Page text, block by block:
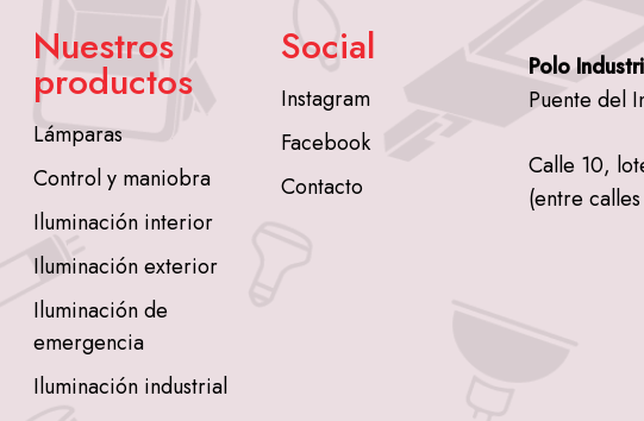
Nuestros
productos
Lámparas
Control y maniobra
Iluminación interior
Iluminación exterior
Iluminación de
emergencia
Iluminación industrial
Social
Instagram
Facebook
Contacto
Polo
Puente del
Calle 10,
(entre